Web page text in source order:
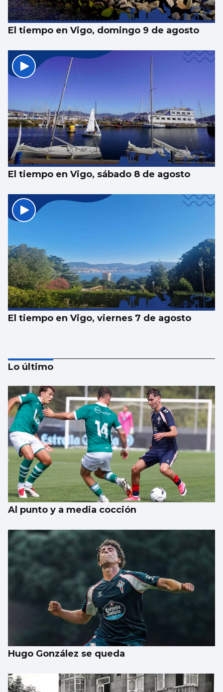
El tiempo en Vigo, domingo 9 de agosto
El tiempo en Vigo, sábado 8 de agosto
El tiempo en Vigo, viernes 7 de agosto
El tiempo en Vigo, jueves 6 de agosto
Lo último
Al punto y a media cocción
Hugo González se queda